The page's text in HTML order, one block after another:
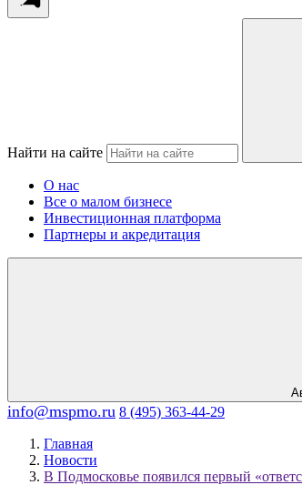
Найти на сайте
О нас
Все о малом бизнесе
Инвестиционная платформа
Партнеры и акредитация
info@mspmo.ru 8 (495) 363-44-29
Главная
Новости
В Подмосковье появился первый